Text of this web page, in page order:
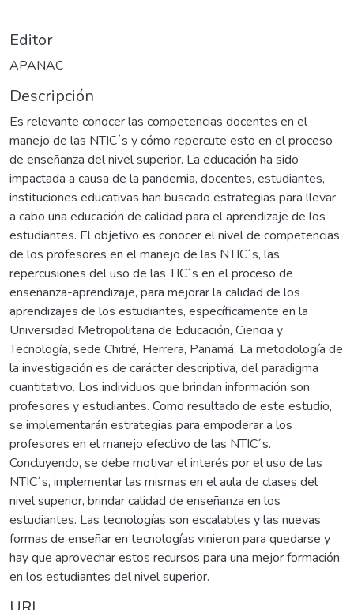
Editor
APANAC
Descripción
Es relevante conocer las competencias docentes en el
manejo de las NTIC´s y cómo repercute esto en el proceso
de enseñanza del nivel superior. La educación ha sido
impactada a causa de la pandemia, docentes, estudiantes,
instituciones educativas han buscado estrategias para llevar
a cabo una educación de calidad para el aprendizaje de los
estudiantes. El objetivo es conocer el nivel de competencias
de los profesores en el manejo de las NTIC´s, las
repercusiones del uso de las TIC´s en el proceso de
enseñanza-aprendizaje, para mejorar la calidad de los
aprendizajes de los estudiantes, específicamente en la
Universidad Metropolitana de Educación, Ciencia y
Tecnología, sede Chitré, Herrera, Panamá. La metodología de
la investigación es de carácter descriptiva, del paradigma
cuantitativo. Los individuos que brindan información son
profesores y estudiantes. Como resultado de este estudio,
se implementarán estrategias para empoderar a los
profesores en el manejo efectivo de las NTIC´s.
Concluyendo, se debe motivar el interés por el uso de las
NTIC´s, implementar las mismas en el aula de clases del
nivel superior, brindar calidad de enseñanza en los
estudiantes. Las tecnologías son escalables y las nuevas
formas de enseñar en tecnologías vinieron para quedarse y
hay que aprovechar estos recursos para una mejor formación
en los estudiantes del nivel superior.